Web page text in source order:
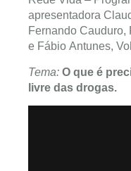
apresentadora
Fernando Cauduro,
e Fábio Antunes,
Tema: O que é
livre das drogas.